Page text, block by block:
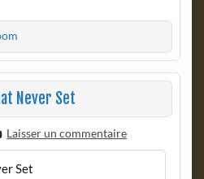
Never Set
Laisser un commentaire
Set